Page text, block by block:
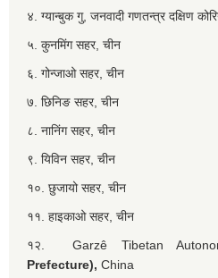
४. ग्यान्बुक गु, जनवादी गणतन्त्र दक्षिण
५. कुनमिंग सहर, चीन
६. गोन्जाओ सहर, चीन
७. छिनिङ सहर, चीन
८. नानिंग सहर, चीन
९. यिविन सहर, चीन
१०. छुजायो सहर, चीन
११. हाइकाओ सहर, चीन
१२. Garzê Tibetan
Prefecture), China